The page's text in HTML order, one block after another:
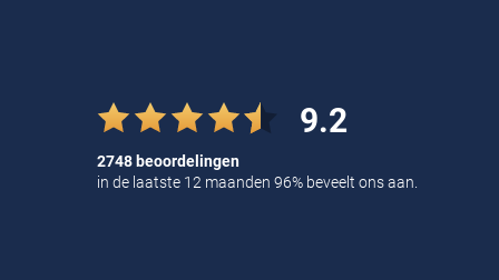
9.2
2748 beoordelingen
in de laatste 12 maanden 96% beveelt ons aan.